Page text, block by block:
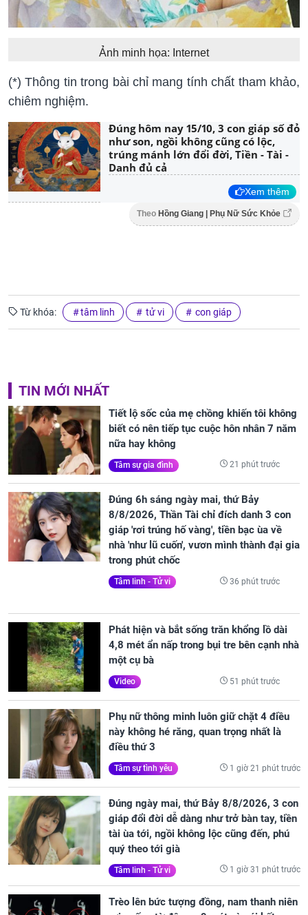
Ảnh minh họa: Internet
(*) Thông tin trong bài chỉ mang tính chất tham khảo,
chiêm nghiệm.
Đúng hôm nay 15/10, 3 con giáp số đỏ
như son, ngồi không cũng có lộc,
trúng mánh lớn đổi đời, Tiền - Tài -
Danh đủ cả
Xem thêm
Theo Hồng Giang | Phụ Nữ Sức Khỏe
Từ khóa: tâm linh tử vi con giáp
TIN MỚI NHẤT
Tiết lộ sốc của mẹ chồng khiến tôi không
biết có nên tiếp tục cuộc hôn nhân 7 năm
nữa hay không
Tâm sự gia đình 21 phút trước
Đúng 6h sáng ngày mai, thứ Bảy
8/8/2026, Thần Tài chỉ đích danh 3 con
giáp 'rơi trúng hố vàng', tiền bạc ùa về
nhà 'như lũ cuốn', vươn mình thành đại gia
trong phút chốc
Tâm linh - Tử vi 36 phút trước
Phát hiện và bắt sống trăn khổng lồ dài
4,8 mét ẩn nấp trong bụi tre bên cạnh nhà
một cụ bà
Video 51 phút trước
Phụ nữ thông minh luôn giữ chặt 4 điều
này không hé răng, quan trọng nhất là
điều thứ 3
Tâm sự tình yêu 1 giờ 21 phút trước
Đúng ngày mai, thứ Bảy 8/8/2026, 3 con
giáp đổi đời dễ dàng như trở bàn tay, tiền
tài ùa tới, ngồi không lộc cũng đến, phú
quý theo tới già
Tâm linh - Tử vi 1 giờ 31 phút trước
Trèo lên bức tượng đồng, nam thanh niên